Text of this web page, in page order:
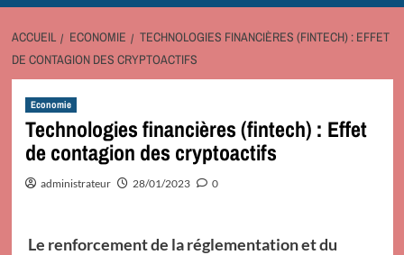
ACCUEIL ECONOMIE
TECHNOLOGIES FINANCIÈRES (FINTECH) : EFFET
DE CONTAGION DES CRYPTOACTIFS
Economie
Technologies financières (fintech) : Effet
de contagion des cryptoactifs
administrateur 28/01/2023 0
Le renforcement de la réglementation et du